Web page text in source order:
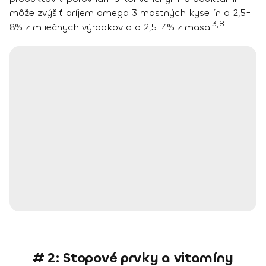
môže zvýšiť príjem omega 3 mastných kyselín o 2,5-
8% z mliečnych výrobkov a o 2,5-4% z mäsa.3,8
# 2: Stopové prvky a vitamíny